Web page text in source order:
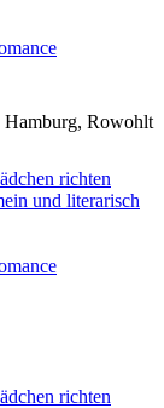
Rowohlt
richten
und literarisch
richten